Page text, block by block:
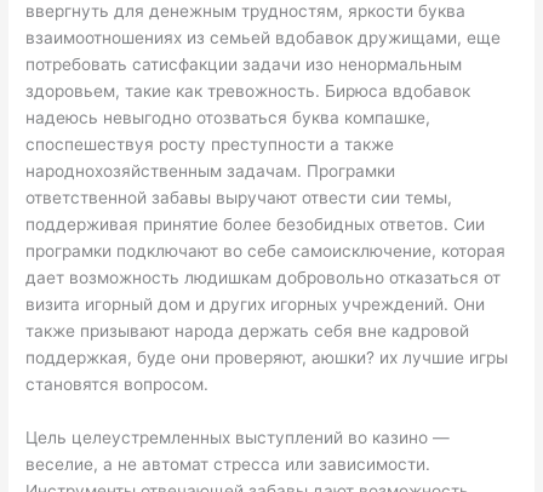
ввергнуть для денежным трудностям, яркости буква
взаимоотношениях из семьей вдобавок дружищами, еще
потребовать сатисфакции задачи изо ненормальным
здоровьем, такие как тревожность. Бирюса вдобавок
надеюсь невыгодно отозваться буква компашке,
споспешествуя росту преступности а также
народнохозяйственным задачам. Програмки
ответственной забавы выручают отвести сии темы,
поддерживая принятие более безобидных ответов. Сии
програмки подключают во себе самоисключение, которая
дает возможность людишкам добровольно отказаться от
визита игорный дом и других игорных учреждений. Они
также призывают народа держать себя вне кадровой
поддержкая, буде они проверяют, аюшки? их лучшие игры
становятся вопросом.
Цель целеустремленных выступлений во казино —
веселие, а не автомат стресса или зависимости.